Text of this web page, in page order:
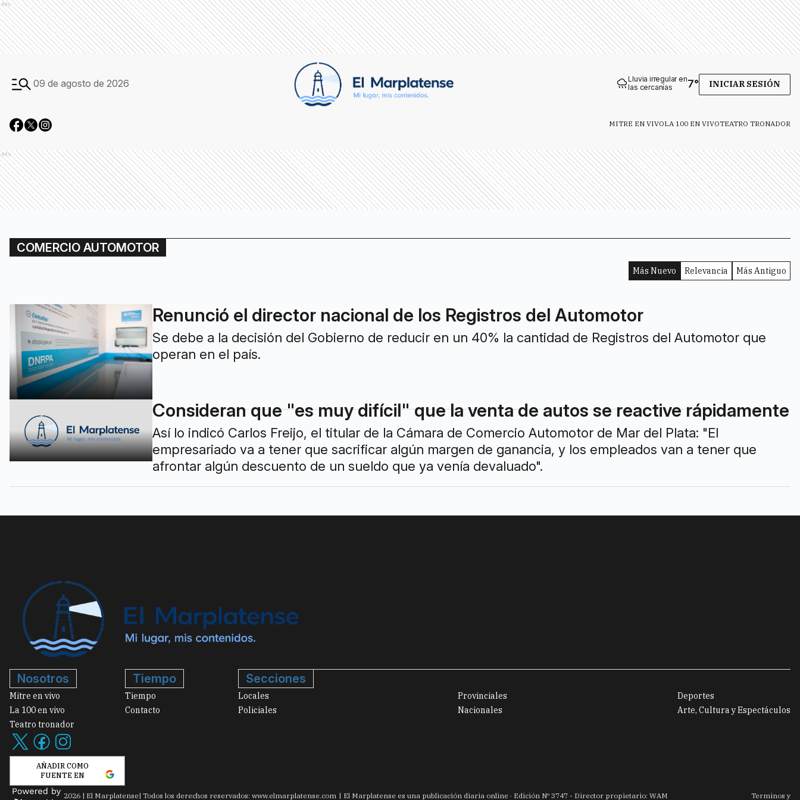
Ads
09 de agosto de 2026
Lluvia irregular en
las cercanías
7° INICIAR SESIÓN
MITRE EN VIVOLA 100 EN VIVOTEATRO TRONADOR
Ads
COMERCIO AUTOMOTOR
Más Nuevo Relevancia Más Antiguo
Renunció el director nacional de los Registros del Automotor
Se debe a la decisión del Gobierno de reducir en un 40% la cantidad de Registros del Automotor que
operan en el país.
Consideran que "es muy difícil" que la venta de autos se reactive rápidamente
Así lo indicó Carlos Freijo, el titular de la Cámara de Comercio Automotor de Mar del Plata: "El
empresariado va a tener que sacrificar algún margen de ganancia, y los empleados van a tener que
afrontar algún descuento de un sueldo que ya venía devaluado".
Nosotros
Mitre en vivo
La 100 en vivo
Teatro tronador
AÑADIR COMO
FUENTE EN
Tiempo
Tiempo
Contacto
Secciones
Locales
Policiales
Provinciales
Nacionales
Deportes
Arte, Cultura y Espectáculos
2026 | El Marplatense| Todos los derechos reservados: www.elmarplatense.com El Marplatense es una publicación diaria online · Edición Nº 3747 - Director propietario: WAM Terminos y